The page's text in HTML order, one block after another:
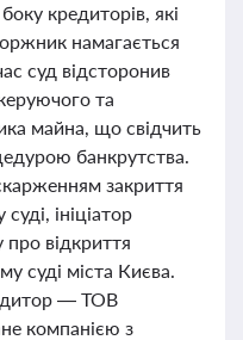
кредиторів, які
намагається
суд відсторонив
та
майна, що свідчить
банкрутства.
закриття
ініціатор
про відкриття
суді міста Києва.
— ТОВ
компанією з